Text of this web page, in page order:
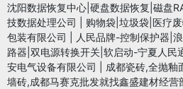
沈阳数据恢复中心|硬盘数据恢复|磁盘
技数据处理公司
购物袋|垃圾袋|医疗
包装有限公司
人民品牌-控制保护器|
路器|双电源转换开关|软启动-宁夏人民
安电气设备有限公司
成都瓷砖,全抛釉
墙砖,成都马赛克批发就找鑫盛建材经营